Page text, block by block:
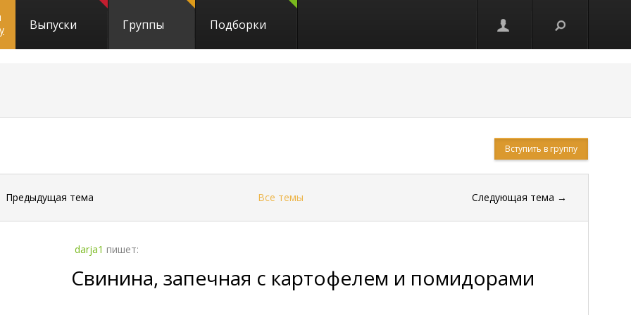
Выпуски Группы Подборки
Вступить в группу
Предыдущая тема Все темы Следующая тема →
darja1 пишет:
Свинина, запечная с картофелем и помидорами